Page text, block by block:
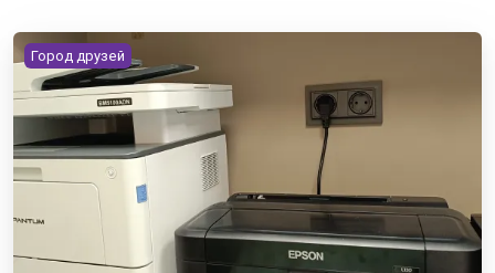
Город друзей